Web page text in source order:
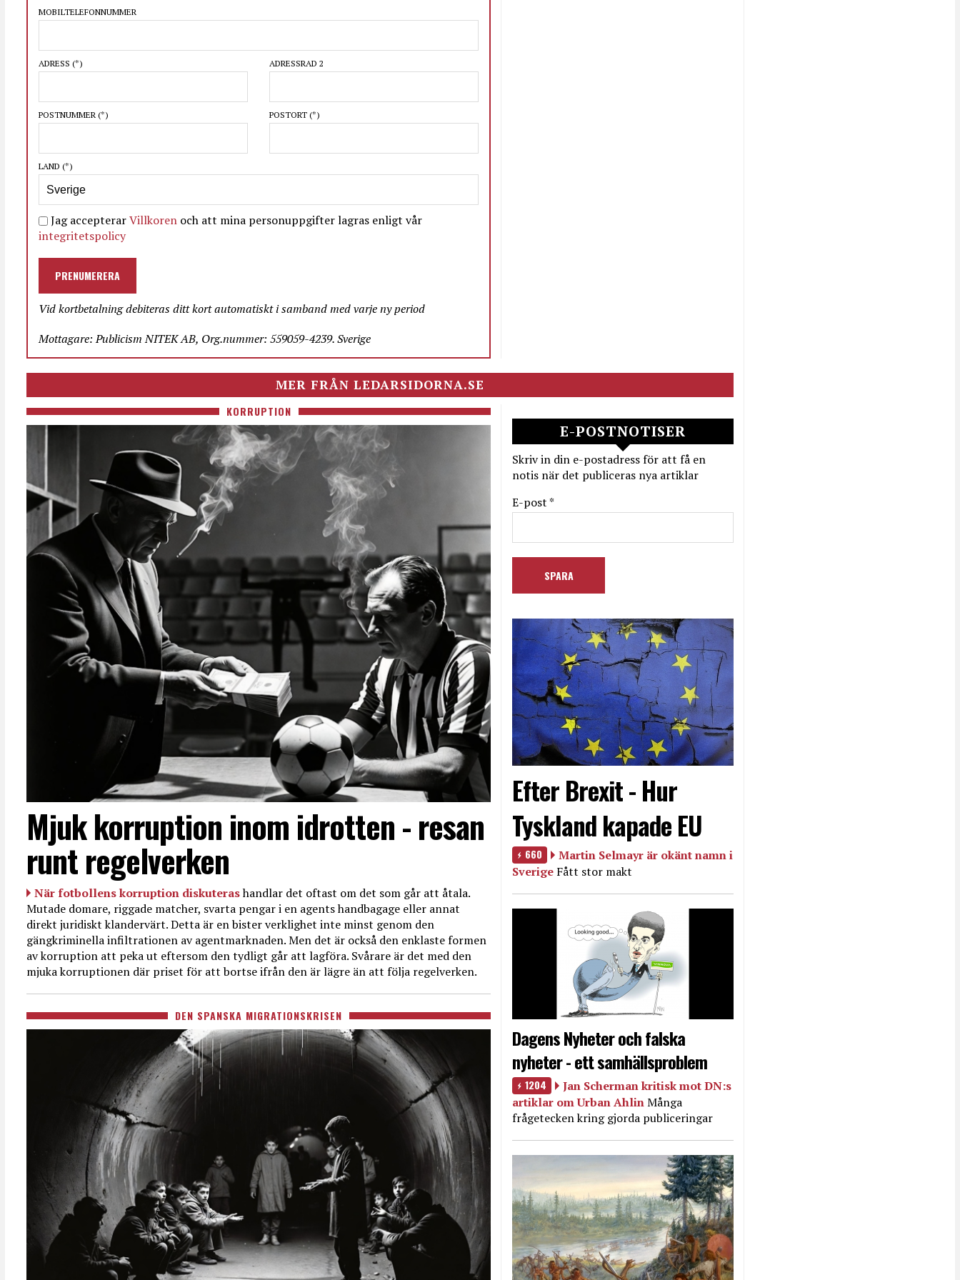
MOBILTELEFONNUMMER
ADRESS (*) ADRESSRAD 2
POSTNUMMER (*) POSTORT (*)
LAND (*)
Jag accepterarVillkoren och att mina personuppgifter lagras enligt vår
integritetspolicy
PRENUMERERA
Vid kortbetalning debiteras ditt kort automatiskt i samband med varje ny period
Mottagare: Publicism NITEK AB, Org.nummer: 559059-4239. Sverige
MER FRÅN LEDARSIDORNA.SE
KORRUPTION
Mjuk korruption inom idrotten - resan
runt regelverken
När fotbollens korruption diskuterashandlar det oftast om det som går att åtala.
Mutade domare, riggade matcher, svarta pengar i en agents handbagage eller annat
direkt juridiskt klandervärt. Detta är en bister verklighet inte minst genom den
gängkriminella infiltrationen av agentmarknaden. Men det är också den enklaste formen
av korruption att peka ut eftersom den tydligt går att lagföra. Svårare är det med den
mjuka korruptionen där priset för att bortse ifrån den är lägre än att följa regelverken.
DEN SPANSKA MIGRATIONSKRISEN
E-POSTNOTISER
Skriv in din e-postadress för att få en
notis när det publiceras nya artiklar
E-post *
Efter Brexit - Hur
Tyskland kapade EU
660
Martin Selmayr är okänt namn i
Sverige Fått stor makt
Dagens Nyheter och falska
nyheter - ett samhällsproblem
1204
Jan Scherman kritisk mot DN:s
artiklar om Urban AhlinMånga
frågetecken kring gjorda publiceringar